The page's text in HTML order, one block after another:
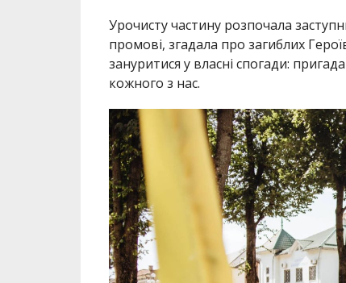
Урочисту частину розпочала
промові, згадала про загиблих
зануритися у власні спогади:
кожного з нас.